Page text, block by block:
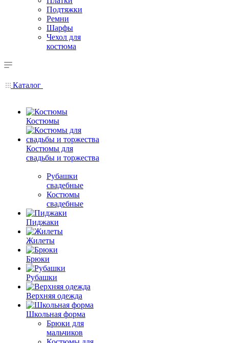
Подтяжки
Ремни
Шарфы
Чехол для
костюма
Каталог
Костюмы
Костюмы для
свадьбы и торжества
Рубашки
свадебные
Костюмы
свадебные
Пиджаки
Жилеты
Брюки
Рубашки
Верхняя одежда
Школьная форма
Брюки для
мальчиков